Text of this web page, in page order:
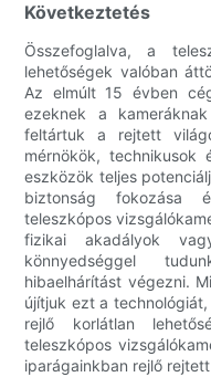
Következtetés
Összefoglalva, a
lehetőségek valóban
Az elmúlt 15 évben
ezeknek a
feltártuk a rejtett
mérnökök, technikusok
eszközök teljes
biztonság fokozása
teleszkópos
fizikai akadályok
könnyedséggel
hibaelhárítást végezni.
újítjuk ezt a
rejlő korlátlan
teleszkópos
iparágainkban rejlő